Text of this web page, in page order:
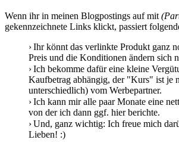
Wenn ihr in meinen Blogpostings auf mit
gekennzeichnete Links klickt, passiert
Ihr könnt das verlinkte Produkt ganz
Preis und die Konditionen ändern sich
Ich bekomme dafür eine kleine
Kaufbetrag abhängig, der "Kurs" ist je
unterschiedlich) vom Werbepartner.
Ich kann mir alle paar Monate eine
von der ich dann ggf. hier berichte.
Und, ganz wichtig: Ich freue mich
Lieben! :)